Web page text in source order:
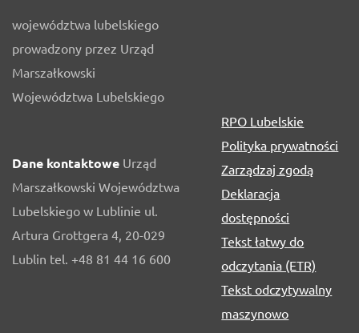
województwa lubelskiego
prowadzony przez Urząd
Marszałkowski
Województwa Lubelskiego
Dane kontaktowe Urząd
Marszałkowski Województwa
Lubelskiego w Lublinie ul.
Artura Grottgera 4, 20-029
Lublin tel. +48 81 44 16 600
RPO Lubelskie
Polityka prywatności
Zarządzaj zgodą
Deklaracja
dostępności
Tekst łatwy do
odczytania (ETR)
Tekst odczytywalny
maszynowo